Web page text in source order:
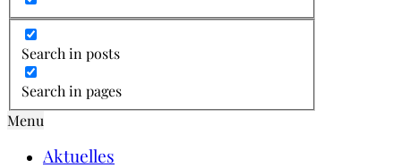
Search in posts
Search in pages
Menu
Aktuelles